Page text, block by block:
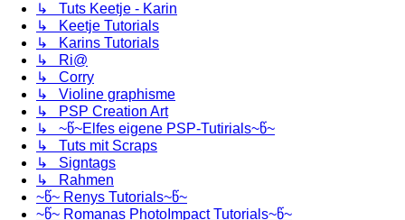
↳ Tuts Keetje - Karin
↳ Keetje Tutorials
↳ Karins Tutorials
↳ Ri@
↳ Corry
↳ Violine graphisme
↳ PSP Creation Art
↳ ~წ~Elfes eigene PSP-Tutirials~წ~
↳ Tuts mit Scraps
↳ Signtags
↳ Rahmen
~წ~ Renys Tutorials~წ~
~წ~ Romanas PhotoImpact Tutorials~წ~